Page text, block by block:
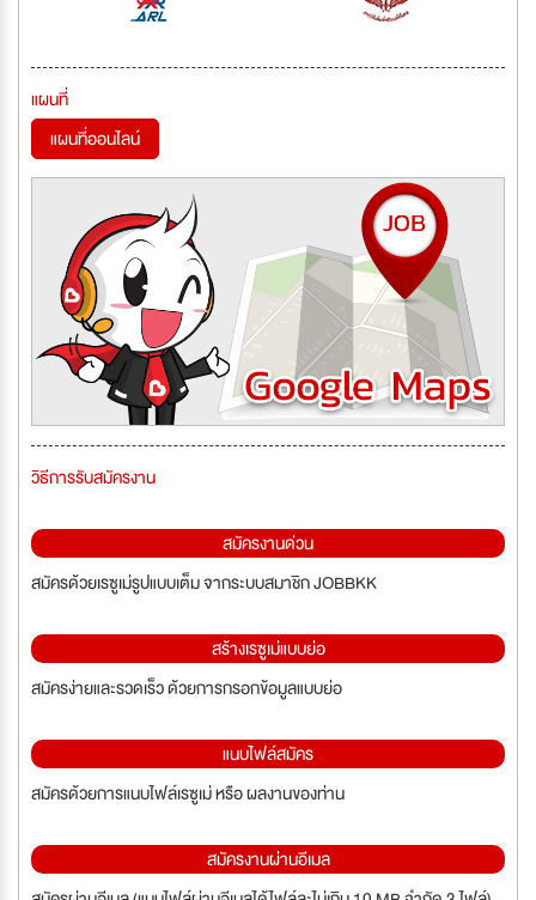
แผนที่
แผนที่ออนไลน์
วิธีการรับสมัครงาน
สมัครงานด่วน
สมัครด้วยเรซูเม่รูปแบบเต็ม จากระบบสมาชิก JOBBKK
สร้างเรซูเม่แบบย่อ
สมัครง่ายและรวดเร็ว ด้วยการกรอกข้อมูลแบบย่อ
แนบไฟล์สมัคร
สมัครด้วยการแนบไฟล์เรซูเม่ หรือ ผลงานของท่าน
สมัครงานผ่านอีเมล